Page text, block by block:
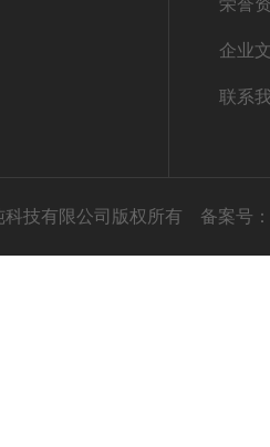
荣誉
企业
联系
科技有限公司版权所有 备案号